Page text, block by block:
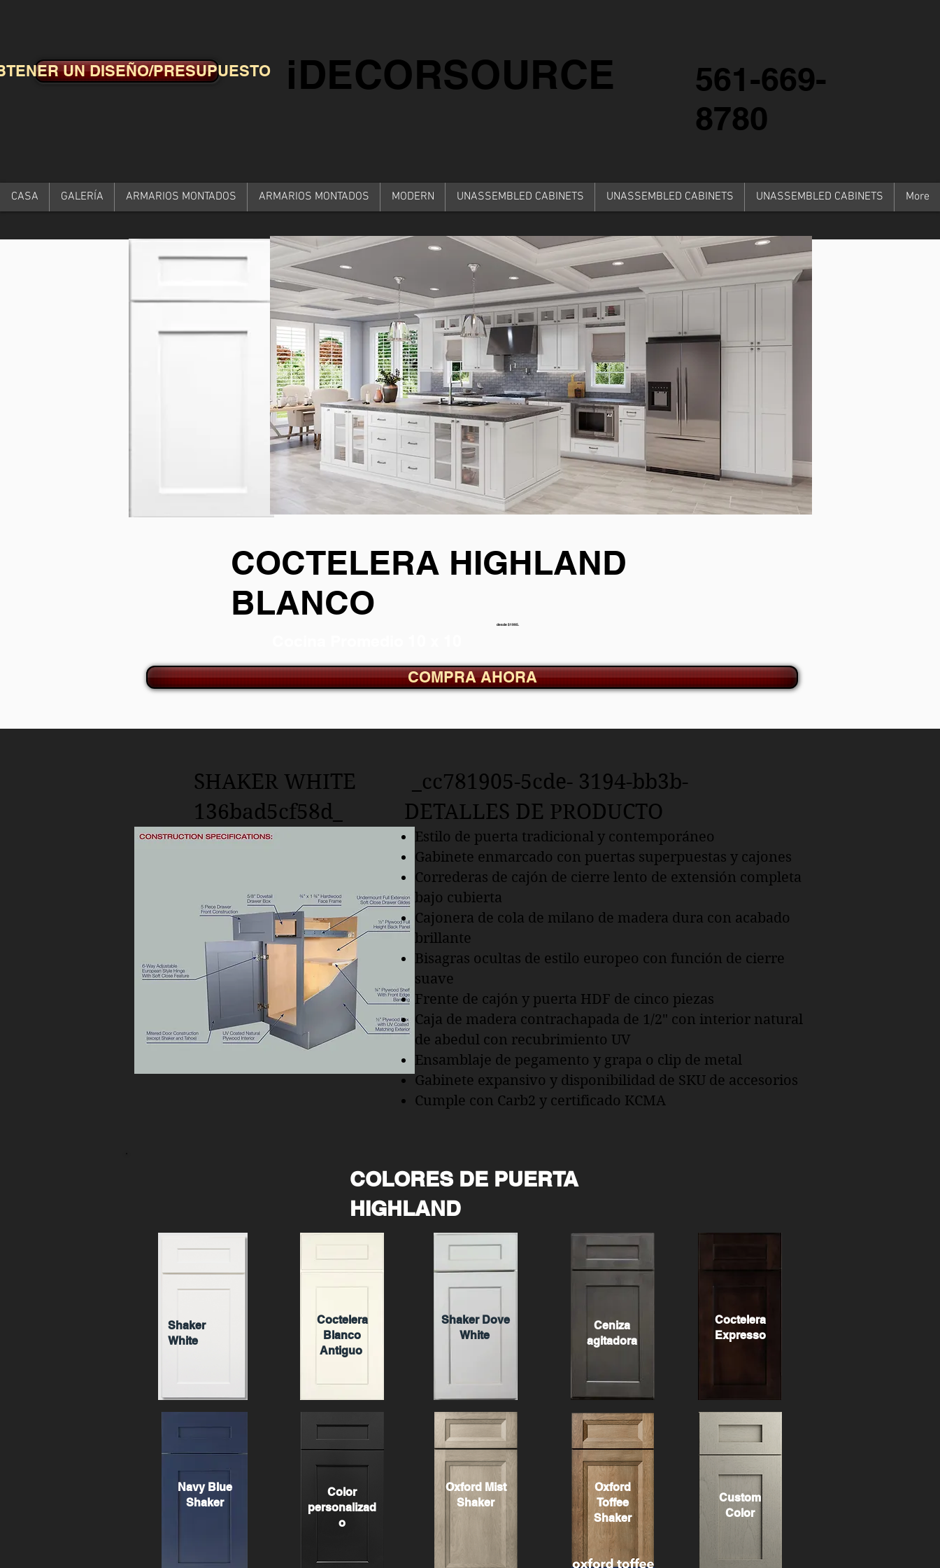
UN DISEÑO/PRESUPUESTO iDECORSOURCE
561-669-
8780
CASA GALERÍA ARMARIOS MONTADOS ARMARIOS MONTADOS MODERN UNASSEMBLED CABINETS UNASSEMBLED CABINETS UNASSEMBLED CABINETS More
COCTELERA HIGHLAND
BLANCO
desde $1995.
COMPRA AHORA
SHAKER WHITE _cc781905-5cde- 3194-bb3b-
136bad5cf58d_ DETALLES DE PRODUCTO
Estilo de puerta tradicional y contemporáneo
Gabinete enmarcado con puertas superpuestas y cajones
Correderas de cajón de cierre lento de extensión completa
bajo cubierta
Cajonera de cola de milano de madera dura con acabado
brillante
Bisagras ocultas de estilo europeo con función de cierre
suave
Frente de cajón y puerta HDF de cinco piezas
Caja de madera contrachapada de 1/2" con interior natural
de abedul con recubrimiento UV
Ensamblaje de pegamento y grapa o clip de metal
Gabinete expansivo y disponibilidad de SKU de accesorios
Cumple con Carb2 y certificado KCMA
COLORES DE PUERTA
HIGHLAND
Shaker
White
Navy Blue
Shaker
Coctelera
Blanco
Antiguo
Color
personalizad
o
Shaker Dove
White
Oxford Mist
Shaker
Ceniza
agitadora
Oxford
Toffee
Shaker
Coctelera
Expresso
Custom
Color